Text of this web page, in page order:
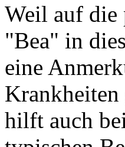
Weil auf die
"Bea" in
eine
hilft auch